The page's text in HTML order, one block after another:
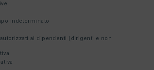
indeterminato
ai dipendenti (dirigenti e non